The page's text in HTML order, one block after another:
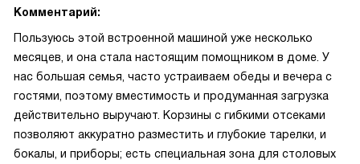
Комментарий:
Пользуюсь этой встроенной машиной уже несколько
месяцев, и она стала настоящим помощником в доме. У
нас большая семья, часто устраиваем обеды и вечера с
гостями, поэтому вместимость и продуманная загрузка
действительно выручают. Корзины с гибкими отсеками
позволяют аккуратно разместить и глубокие тарелки, и
бокалы, и приборы; есть специальная зона для столовых